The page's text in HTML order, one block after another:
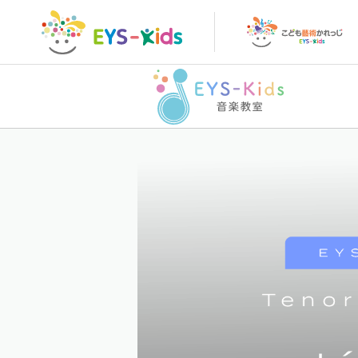
トップページ こど
トップページ